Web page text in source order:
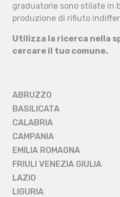
graduatorie sono stilate in
produzione di rifiuto
Utilizza la ricerca nella
cercare il tuo comune.
ABRUZZO
BASILICATA
CALABRIA
CAMPANIA
EMILIA ROMAGNA
FRIULI VENEZIA GIULIA
LAZIO
LIGURIA